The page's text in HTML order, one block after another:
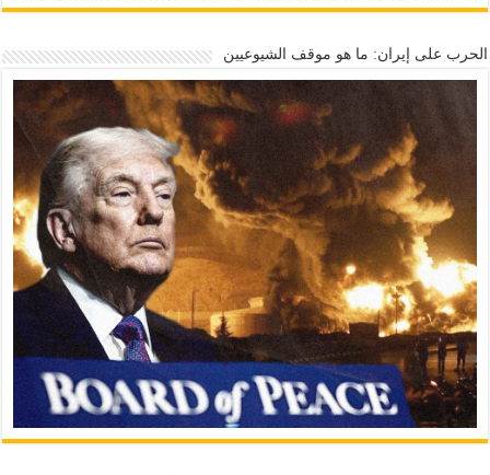
الحرب على إيران: ما هو موقف الشيوعيين